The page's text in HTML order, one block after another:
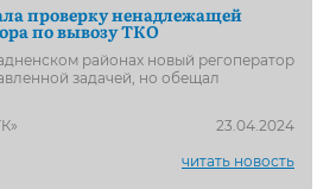
проверку ненадлежащей
по вывозу ТКО
районах новый регоператор
задачей, но обещал
23.04.2024
читать новость